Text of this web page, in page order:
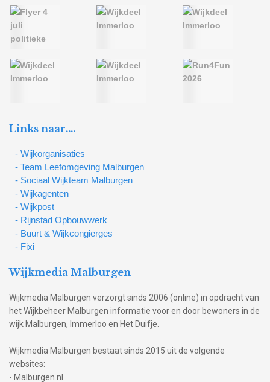
Links naar….
- Wijkorganisaties
- Team Leefomgeving Malburgen
- Sociaal Wijkteam Malburgen
- Wijkagenten
- Wijkpost
- Rijnstad Opbouwwerk
- Buurt & Wijkcongierges
- Fixi
Wijkmedia Malburgen
Wijkmedia Malburgen verzorgt sinds 2006 (online) in opdracht van
het Wijkbeheer Malburgen informatie voor en door bewoners in de
wijk Malburgen, Immerloo en Het Duifje.
Wijkmedia Malburgen bestaat sinds 2015 uit de volgende
websites:
- Malburgen.nl